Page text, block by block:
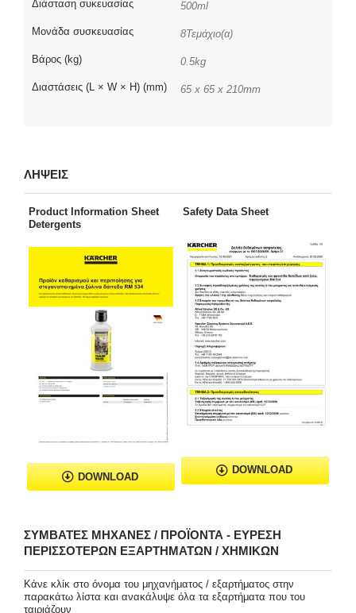
Διάσταση συκευασίας 500ml
Μονάδα συσκευασίας 8Τεμάχιο(α)
Βάρος (kg) 0.5kg
Διαστάσεις (L × W × H) (mm) 65 x 65 x 210mm
ΛΗΨΕΙΣ
Product Information Sheet
Detergents
DOWNLOAD
Safety Data Sheet
DOWNLOAD
ΣΥΜΒΑΤΈΣ ΜΗΧΑΝΈΣ / ΠΡΟΪΌΝΤΑ - ΕΎΡΕΣΗ
ΠΕΡΙΣΣΌΤΕΡΩΝ ΕΞΑΡΤΗΜΆΤΩΝ / ΧΗΜΙΚΏΝ
Κάνε κλίκ στο όνομα του μηχανήματος / εξαρτήματος στην
παρακάτω λίστα και ανακάλυψε όλα τα εξαρτήματα που του
ταιριάζουν